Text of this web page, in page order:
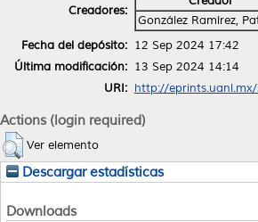
Creadores:
González Ramírez,
Fecha del depósito: 12 Sep 2024 17:42
Última modificación: 13 Sep 2024 14:14
URI: http://
Actions (login required)
Ver elemento
Descargar estadísticas
Downloads